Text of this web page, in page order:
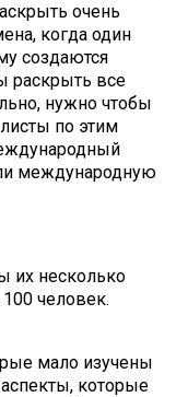
очень
когда один
создаются
раскрыть все
нужно чтобы
по этим
международную
их несколько
человек.
мало изучены
которые